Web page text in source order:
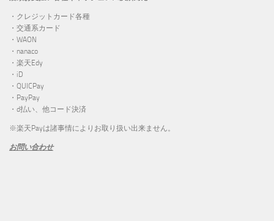
・クレジットカード各種
・交通系カード
・WAON
・nanaco
・楽天Edy
・iD
・QUICPay
・PayPay
・d払い、他コード決済
※楽天Payは諸事情によりお取り扱い出来ません。
お問い合わせ